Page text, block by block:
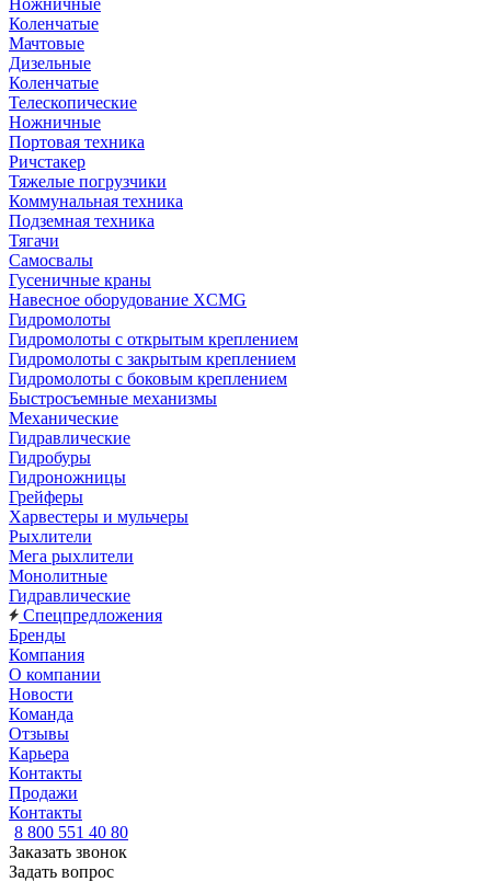
Ножничные
Коленчатые
Мачтовые
Дизельные
Коленчатые
Телескопические
Ножничные
Портовая техника
Ричстакер
Тяжелые погрузчики
Коммунальная техника
Подземная техника
Тягачи
Самосвалы
Гусеничные краны
Навесное оборудование XCMG
Гидромолоты
Гидромолоты с открытым креплением
Гидромолоты с закрытым креплением
Гидромолоты с боковым креплением
Быстросъемные механизмы
Механические
Гидравлические
Гидробуры
Гидроножницы
Грейферы
Харвестеры и мульчеры
Рыхлители
Мега рыхлители
Монолитные
Гидравлические
Спецпредложения
Бренды
Компания
О компании
Новости
Команда
Отзывы
Карьера
Контакты
Продажи
Контакты
8 800 551 40 80
Заказать звонок
Задать вопрос